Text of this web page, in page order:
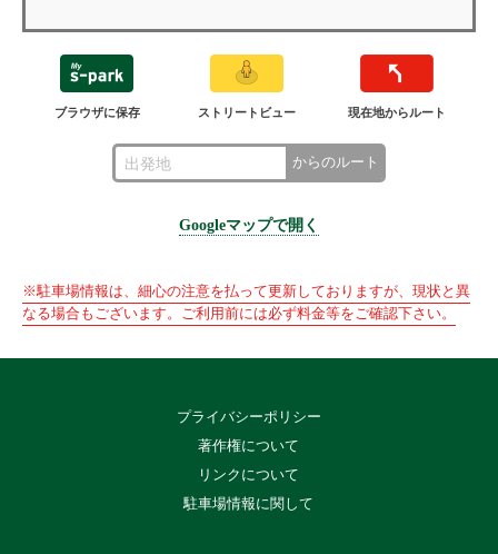
ブラウザに保存 ストリートビュー 現在地からルート
からのルート
Googleマップで開く
※駐車場情報は、細心の注意を払って更新しておりますが、現状と異
なる場合もございます。ご利用前には必ず料金等をご確認下さい。
プライバシーポリシー
著作権について
リンクについて
駐車場情報に関して